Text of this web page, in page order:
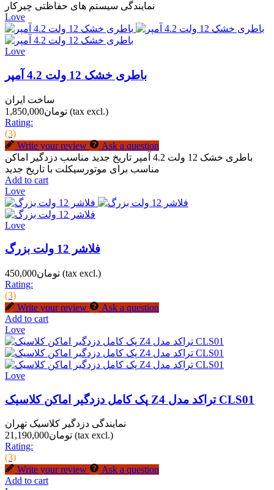
نمایندگی سیستم های حفاظتی چیرکار
Love
Love
باطری خشک 12 ولت 4.2 آمپر
ساخت ایران
تومان1,850,000 (tax excl.)
Rating:
(3)
Write your review
Ask a question
باطری خشک 12 ولت 4.2 آمپر تاریخ جدید مناسب دزدگیر اماکن
مناسب برای موتورسیکلت با تاریخ جدید
Add to cart
Love
Love
فلاشر 12 ولت بزرگ
تومان450,000 (tax excl.)
Rating:
(3)
Write your review
Ask a question
Add to cart
Love
Love
پک کامل دزدگیر اماکن کلاسیک Z4 تراکد مدل CLS01
نمایندگی دزدگیر کلاسیک تهران
تومان21,190,000 (tax excl.)
Rating:
(3)
Write your review
Ask a question
Add to cart